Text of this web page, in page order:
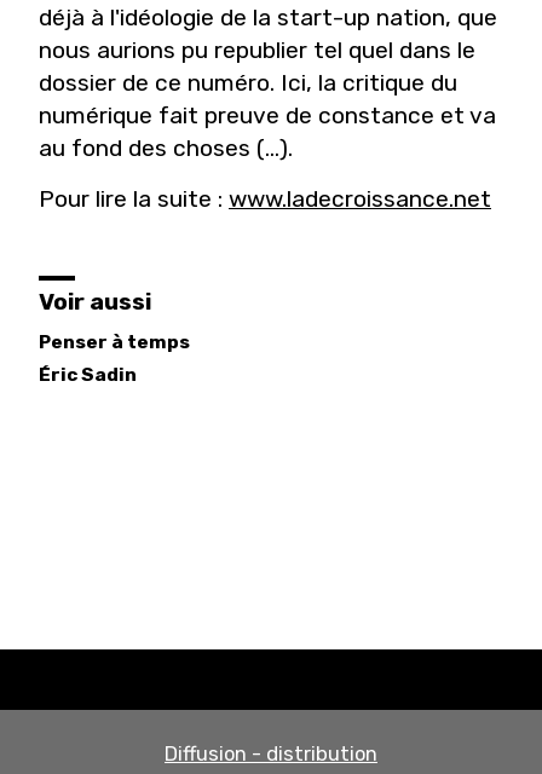
déjà à l'idéologie de la start-up nation, que
nous aurions pu republier tel quel dans le
dossier de ce numéro. Ici, la critique du
numérique fait preuve de constance et va
au fond des choses (...).
Pour lire la suite : www.ladecroissance.net
Voir aussi
Penser à temps
ÉricSadin
Diffusion - distribution